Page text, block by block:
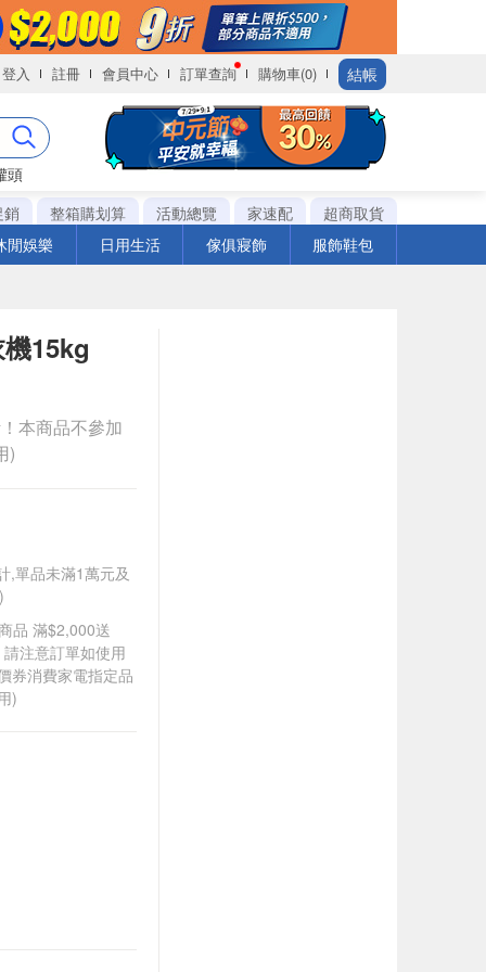
登入 註冊 會員中心 訂單查詢 購物車(0) 結帳
頭
銷
整箱購划算 活動總覽 家速配
超商取貨
閒娛樂
日用生活 傢俱寢飾 服飾鞋包
15kg
本商品不參加
)
,單品未滿1萬元及
品 滿$2,000送
注意訂單如使用
券消費家電指定品
)